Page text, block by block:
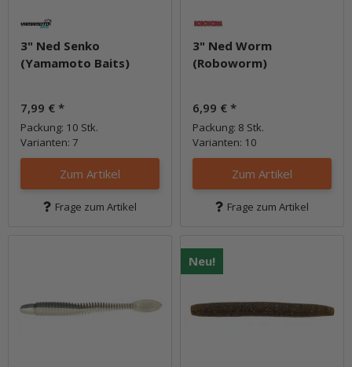
3" Ned Senko
(Yamamoto Baits)
7,99 € *
Packung: 10 Stk.
Varianten: 7
Zum Artikel
Frage zum Artikel
3" Ned Worm
(Roboworm)
6,99 € *
Packung: 8 Stk.
Varianten: 10
Zum Artikel
Frage zum Artikel
Neu!